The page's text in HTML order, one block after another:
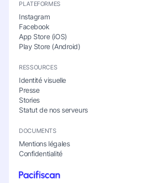
PLATEFORMES
Instagram
Facebook
App Store (iOS)
Play Store (Android)
RESSOURCES
Identité visuelle
Presse
Stories
Statut de nos serveurs
DOCUMENTS
Mentions légales
Confidentialité